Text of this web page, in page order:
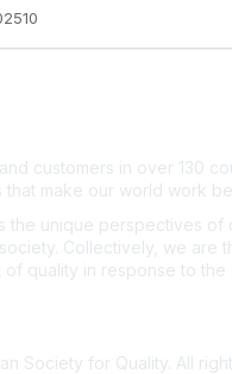
customers in over 130
that make our world work
the unique perspectives of
Collectively, we are
of quality in response to
Society for Quality. All